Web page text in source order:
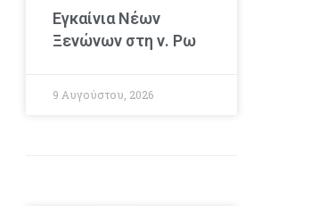
Εγκαίνια Νέων
Ξενώνων στη ν. Ρω
9 Αυγούστου, 2026